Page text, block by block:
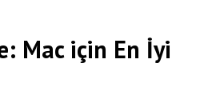
Mac için En İyi